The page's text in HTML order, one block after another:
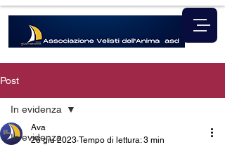
Post
In evidenza
In evidenza
Ava
26 giu 2023 Tempo di lettura: 3 min